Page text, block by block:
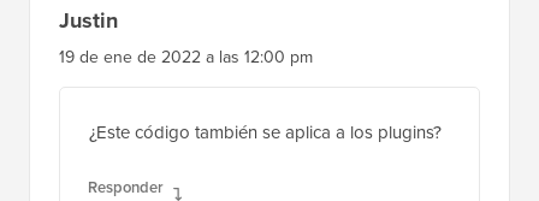
Justin
19 de ene de 2022 a las 12:00 pm
¿Este código también se aplica a los plugins?
Responder